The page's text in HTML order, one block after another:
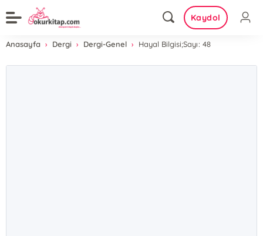
Kaydol
Anasayfa Dergi Dergi-Genel Hayal Bilgisi;Sayı: 48